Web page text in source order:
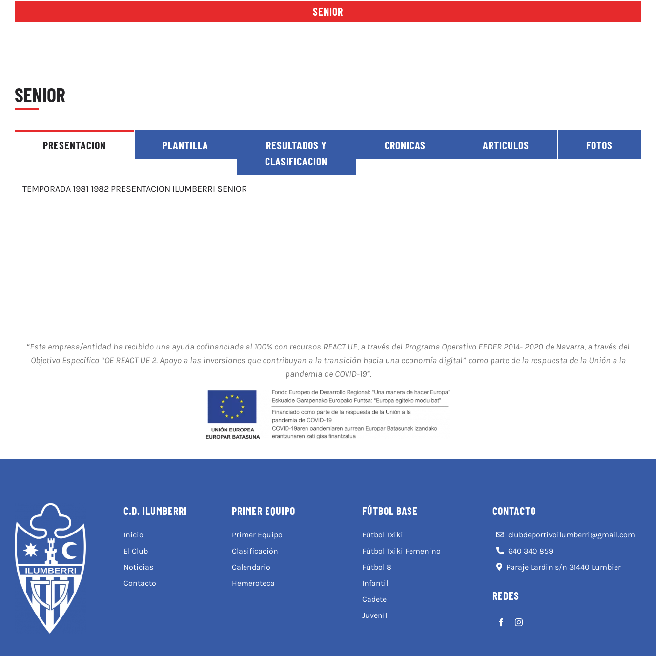
SENIOR
SENIOR
PRESENTACION PLANTILLA
RESULTADOS Y
CLASIFICACION
CRONICAS ARTICULOS FOTOS
TEMPORADA 1981 1982 PRESENTACION ILUMBERRI SENIOR
“Esta empresa/entidad ha recibido una ayuda cofinanciada al 100% con recursos REACT UE, a través del Programa Operativo FEDER 2014- 2020 de Navarra, a través del
Objetivo Específico “OE REACT UE 2. Apoyo a las inversiones que contribuyan a la transición hacia una economía digital” como parte de la respuesta de la Unión a la
pandemia de COVID-19”.
C.D. ILUMBERRI
Inicio
El Club
Noticias
Contacto
PRIMER EQUIPO
Primer Equipo
Clasificación
Calendario
Hemeroteca
FÚTBOL BASE
Fútbol Txiki
Fútbol Txiki Femenino
Fútbol 8
Infantil
Cadete
Juvenil
CONTACTO
clubdeportivoilumberri@gmail.com
640 340 859
Paraje Lardin s/n 31440 Lumbier
REDES